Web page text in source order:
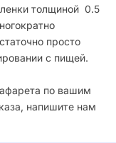
толщиной 0.5
просто
с пищей.
по вашим
напишите нам